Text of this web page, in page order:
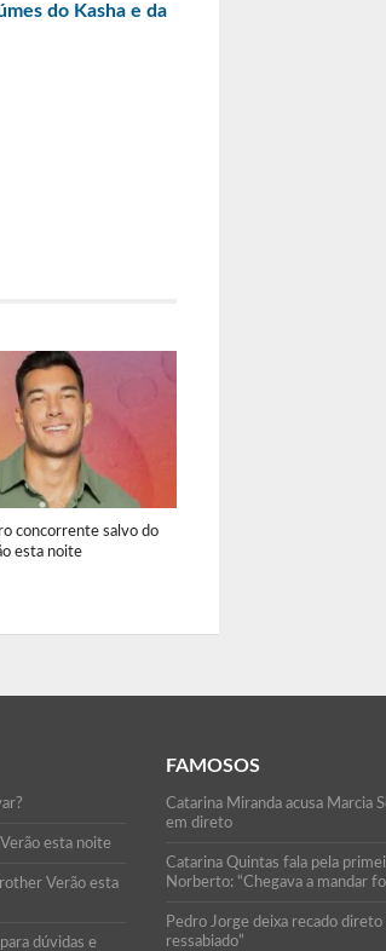
do Kasha e da
concorrente salvo do
esta noite
esta noite
Verão esta
dúvidas e
FAMOSOS
Catarina Miranda acusa Marcia
em direto
Catarina Quintas fala pela
Norberto: “Chegava a mandar
Pedro Jorge deixa recado
ressabiado”